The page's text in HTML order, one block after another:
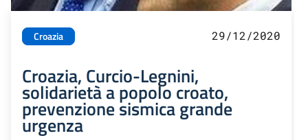
Croazia 29/12/2020
Croazia, Curcio-Legnini,
solidarietà a popolo croato,
prevenzione sismica grande
urgenza